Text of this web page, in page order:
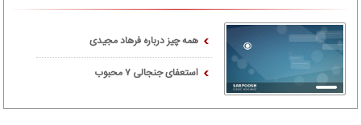
همه چیز درباره فرهاد مجیدی
استعفای جنجالی ۷ محبوب